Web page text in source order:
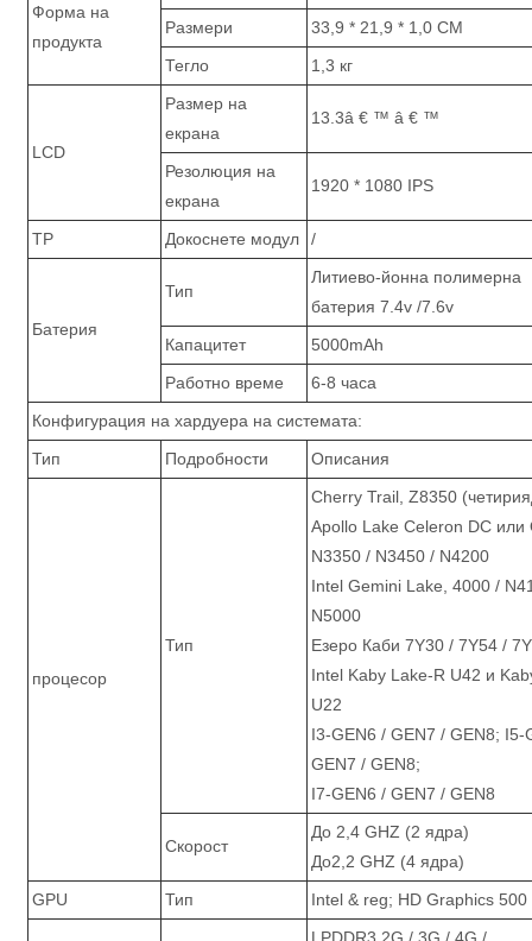
Форма на
продукта
Размери
33,9 * 21,9 * 1,0 CM
Тегло
1,3 кг
LCD
Размер на
екрана
13.3â € ™ â € ™
Резолюция на
екрана
1920 * 1080 IPS
TP Докоснете модул /
Батерия
Тип
Литиево-йонна полимерна
батерия 7.4v /7.6v
Капацитет
5000mAh
Работно време
6-8 часа
Конфигурация на хардуера на системата:
Тип
Подробности Описания
процесор
Тип
Cherry Trail, Z8350
Apollo Lake Celeron DC или
N3350 / N3450 / N4200
Intel Gemini Lake, 4000 /
N5000
Езеро Каби 7Y30 / 7Y54 /
Intel Kaby Lake-R U42 и
U22
I3-GEN6 / GEN7 / GEN8; I5-
GEN7 / GEN8;
I7-GEN6 / GEN7 / GEN8
Скорост
До 2,4 GHZ (2 ядра)
До2,2 GHZ (4 ядра)
GPU
Тип
Intel & reg; HD Graphics 500
LPDDR3 2G / 3G / 4G /